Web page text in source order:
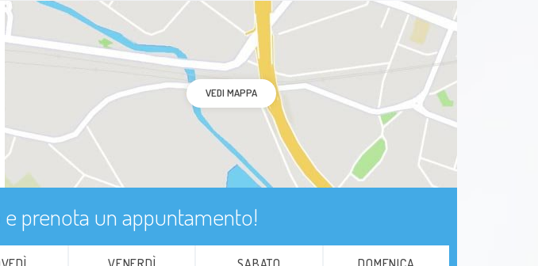
Condiloma acuminato
reflusso vescicoureterale
Ipospadia
Criptorchidismo
Epididimite
VEDI MAPPA
prenota un appuntamento!